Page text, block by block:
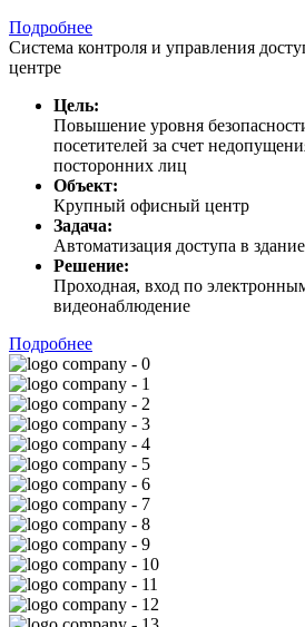
Подробнее
Система контроля и управления
центре
Цель:
Повышение уровня
посетителей за счет
посторонних лиц
Объект:
Крупный офисный центр
Задача:
Автоматизация доступа в здание
Решение:
Проходная, вход по
видеонаблюдение
Подробнее